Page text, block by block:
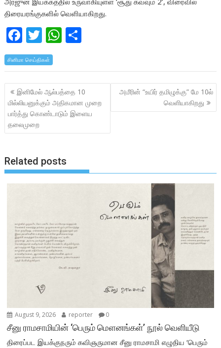
திரையரங்குகளில் வெளியாகிறது.
F
ac
e
b
o
o
k
T
w
itt
er
W
at
s
A
p
p
ar
e
சினிமா செய்திகள்
Post
navigation
இனிமேல் ஆல்பத்தை 10
மில்லியனுக்கும் அதிகமான முறை
பார்த்து கொண்டாடும் இளைய
தலைமுறை
அமீரின் “உயிர் தமிழுக்கு” மே 10ல்
வெளியாகிறது
Related posts
August 9, 2026 reporter 0
சீனு ராமசாமியின் ‘பெரும் மௌனங்கள்’ நூல் வெளியீடு
திரைப்பட இயக்குநரும் கவிஞருமான சீனு ராமசாமி எழுதிய ‘பெரும்